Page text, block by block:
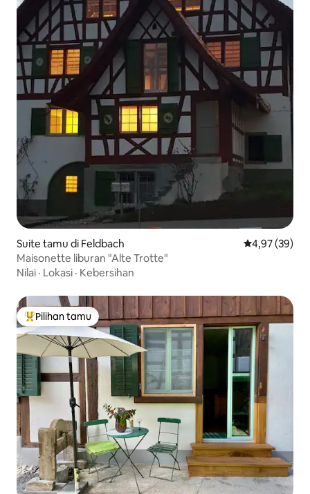
Suite tamu di Feldbach Nilai rata-rata
4,97 (39)
Maisonette liburan "Alte Trotte"
Nilai · Lokasi · Kebersihan
Pilihan tamu terpopuler
Pilihan tamu